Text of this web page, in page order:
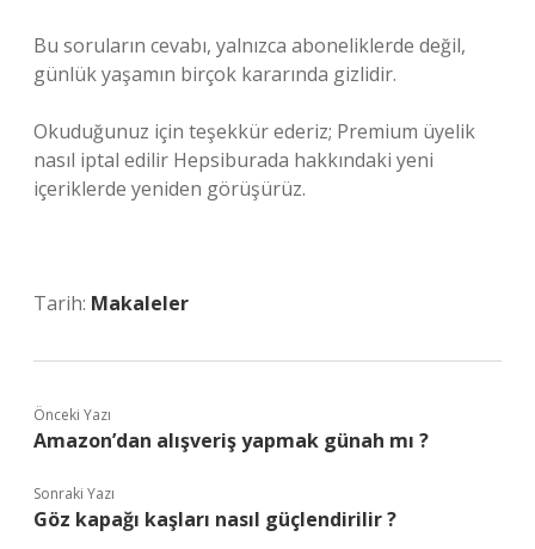
Bu soruların cevabı, yalnızca aboneliklerde değil,
günlük yaşamın birçok kararında gizlidir.
Okuduğunuz için teşekkür ederiz; Premium üyelik
nasıl iptal edilir Hepsiburada hakkındaki yeni
içeriklerde yeniden görüşürüz.
Tarih: Makaleler
Önceki Yazı
Amazon’dan alışveriş yapmak günah mı ?
Sonraki Yazı
Göz kapağı kaşları nasıl güçlendirilir ?